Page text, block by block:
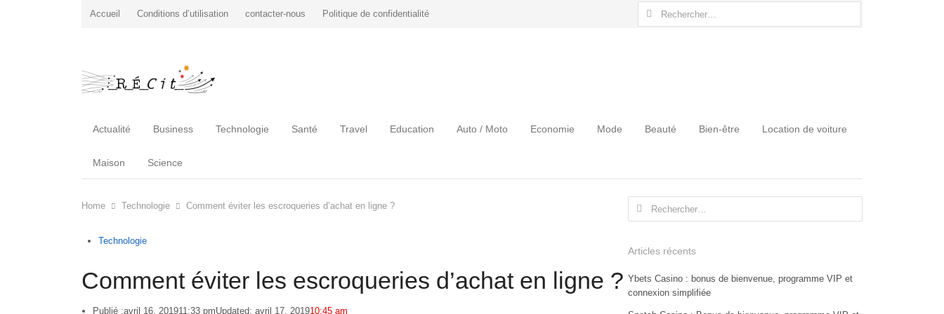
Accueil Conditions d’utilisation contacter-nous Politique de confidentialité Rechercher :
Actualité Business Technologie Santé Travel Education Auto / Moto Economie Mode Beauté Bien-être Location de voiture
Maison Science
Home Technologie Comment éviter les escroqueries d’achat en ligne ?
Technologie
Comment éviter les escroqueries d’achat en ligne ?
Publié :avril 16, 201911:33 pmUpdated: avril 17, 201910:45 am
Rechercher :
Articles récents
Ybets Casino : bonus de bienvenue, programme VIP et
connexion simplifiée